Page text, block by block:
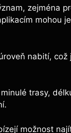
zejména
mohou
nabití,
trasy,
možnost